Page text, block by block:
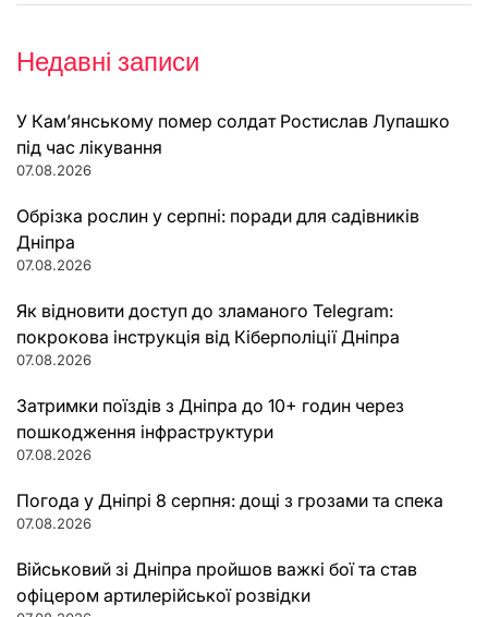
Недавні записи
У Кам’янському помер солдат Ростислав Лупашко
під час лікування
07.08.2026
Обрізка рослин у серпні: поради для садівників
Дніпра
07.08.2026
Як відновити доступ до зламаного Telegram:
покрокова інструкція від Кіберполіції Дніпра
07.08.2026
Затримки поїздів з Дніпра до 10+ годин через
пошкодження інфраструктури
07.08.2026
Погода у Дніпрі 8 серпня: дощі з грозами та спека
07.08.2026
Військовий зі Дніпра пройшов важкі бої та став
офіцером артилерійської розвідки